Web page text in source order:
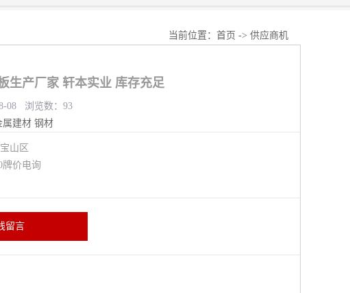
当前位置： 首页 -> 供应商机
生产厂家 轩本实业 库存充足
08 浏览数：93
属建材 钢材
山区
牌价电询
留言